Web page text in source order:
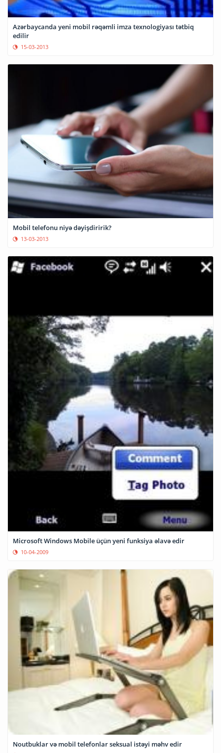
Azərbaycanda yeni mobil rəqəmli imza texnologiyası tətbiq
edilir
15-03-2013
Mobil telefonu niyə dəyişdiririk?
13-03-2013
Microsoft Windows Mobile üçün yeni funksiya əlavə edir
10-04-2009
Noutbuklar və mobil telefonlar seksual istəyi məhv edir